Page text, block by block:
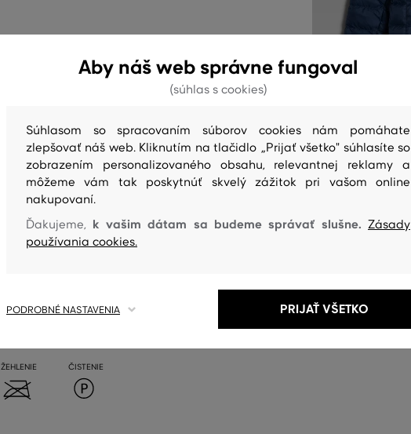
ŽEHLENIE ČISTENIE
Aby náš web správne fungoval
(súhlas s cookies)
Súhlasom so spracovaním súborov cookies nám pomáhate
zlepšovať náš web. Kliknutím na tlačidlo „Prijať všetko" súhlasíte so
zobrazením personalizovaného obsahu, relevantnej reklamy a
môžeme vám tak poskytnúť skvelý zážitok pri vašom online
nakupovaní.
Ďakujeme, k vašim dátam sa budeme správať slušne. Zásady
používania cookies.
PODROBNÉ NASTAVENIA PRIJAŤ VŠETKO